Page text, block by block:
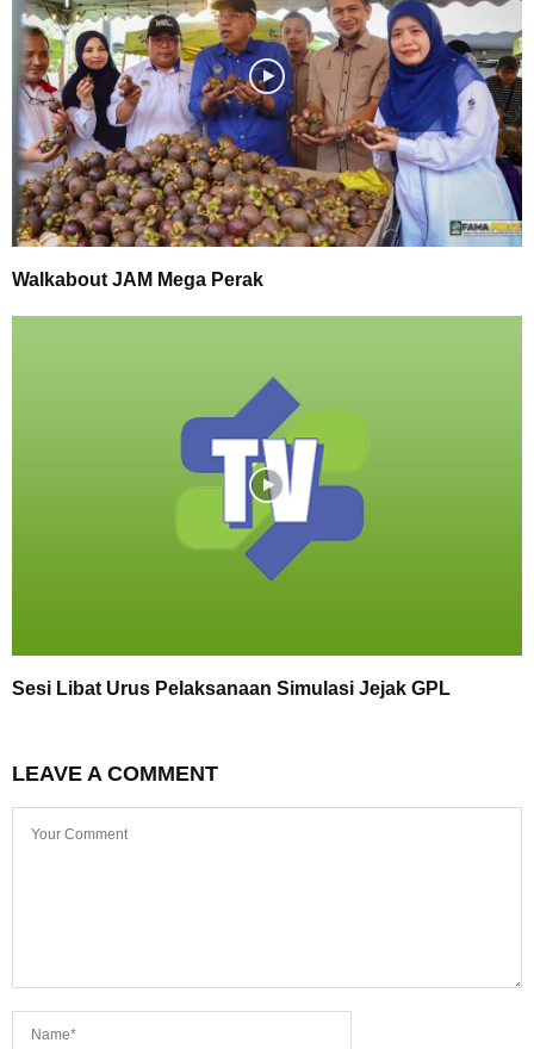
Walkabout JAM Mega Perak
Sesi Libat Urus Pelaksanaan Simulasi Jejak GPL
LEAVE A COMMENT